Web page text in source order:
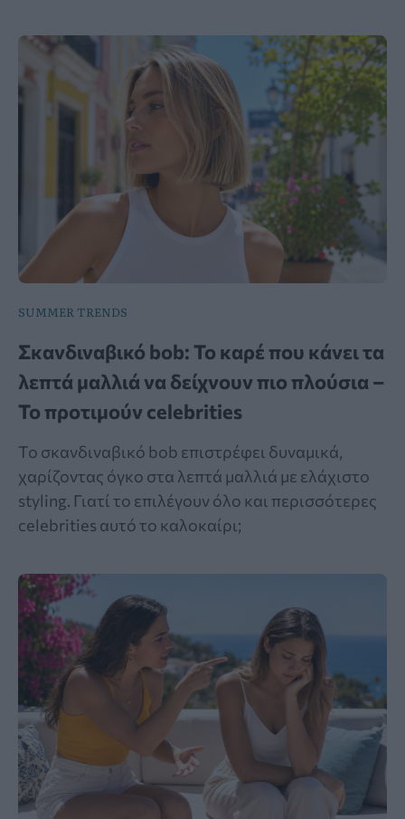
SUMMER TRENDS
Σκανδιναβικό bob: Το καρέ που κάνει τα
λεπτά μαλλιά να δείχνουν πιο πλούσια –
Το προτιμούν celebrities
Το σκανδιναβικό bob επιστρέφει δυναμικά,
χαρίζοντας όγκο στα λεπτά μαλλιά με ελάχιστο
styling. Γιατί το επιλέγουν όλο και περισσότερες
celebrities αυτό το καλοκαίρι;